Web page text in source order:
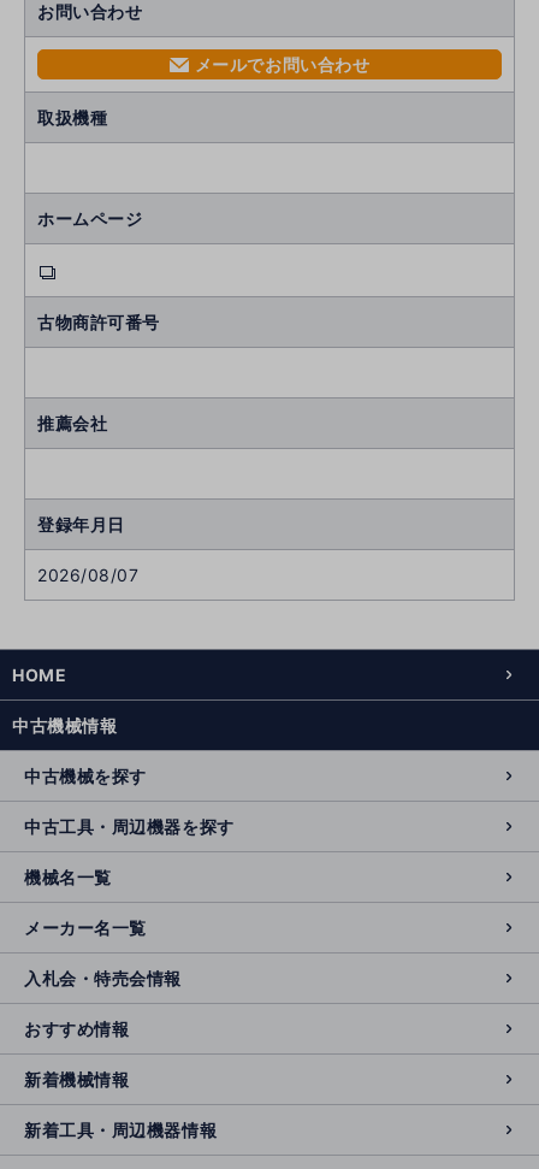
お問い合わせ
mail メールでお問い合わせ
取扱機種
ホームページ
古物商許可番号
推薦会社
登録年月日
2026/08/07
HOME
中古機械情報
中古機械を探す
中古工具・周辺機器を探す
機械名一覧
メーカー名一覧
入札会・特売会情報
おすすめ情報
新着機械情報
新着工具・周辺機器情報